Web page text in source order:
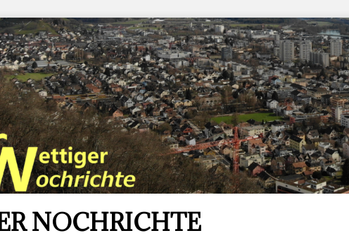
NOCHRICHTE